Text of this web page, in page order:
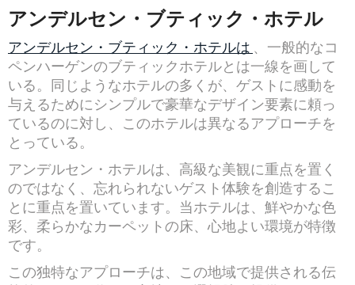
アンデルセン・ブティック・ホテル
アンデルセン・ブティック・ホテルは 、一般的なコ
ペンハーゲンのブティックホテルとは一線を画して
いる。同じようなホテルの多くが、ゲストに感動を
与えるためにシンプルで豪華なデザイン要素に頼っ
ているのに対し、このホテルは異なるアプローチを
とっている。
アンデルセン・ホテルは、高級な美観に重点を置く
のではなく、忘れられないゲスト体験を創造するこ
とに重点を置いています。当ホテルは、鮮やかな色
彩、柔らかなカーペットの床、心地よい環境が特徴
です。
この独特なアプローチは、この地域で提供される伝